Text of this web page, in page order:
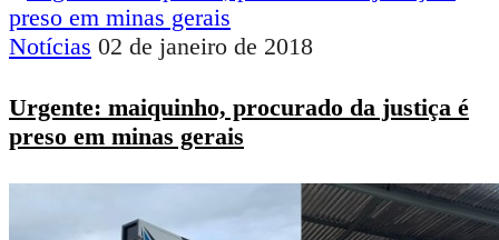
Notícias 02 de janeiro de 2018
Urgente: maiquinho, procurado da justiça é
preso em minas gerais